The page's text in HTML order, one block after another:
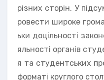
різних сторін. У
ровести широке
ьки доцільності
яльності органів
я та студентських
форматі круглого